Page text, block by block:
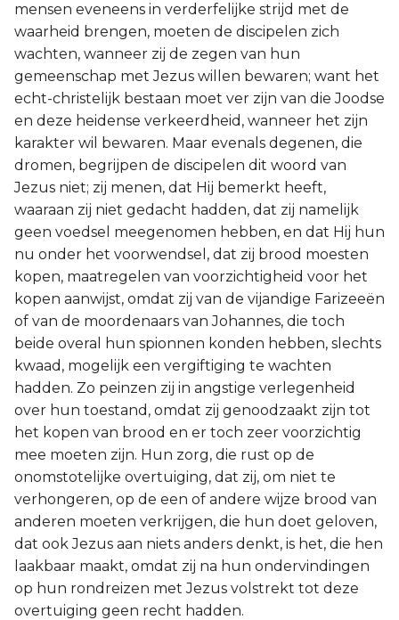
mensen eveneens in verderfelijke strijd met de
waarheid brengen, moeten de discipelen zich
wachten, wanneer zij de zegen van hun
gemeenschap met Jezus willen bewaren; want het
echt-christelijk bestaan moet ver zijn van die Joodse
en deze heidense verkeerdheid, wanneer het zijn
karakter wil bewaren. Maar evenals degenen, die
dromen, begrijpen de discipelen dit woord van
Jezus niet; zij menen, dat Hij bemerkt heeft,
waaraan zij niet gedacht hadden, dat zij namelijk
geen voedsel meegenomen hebben, en dat Hij hun
nu onder het voorwendsel, dat zij brood moesten
kopen, maatregelen van voorzichtigheid voor het
kopen aanwijst, omdat zij van de vijandige Farizeeën
of van de moordenaars van Johannes, die toch
beide overal hun spionnen konden hebben, slechts
kwaad, mogelijk een vergiftiging te wachten
hadden. Zo peinzen zij in angstige verlegenheid
over hun toestand, omdat zij genoodzaakt zijn tot
het kopen van brood en er toch zeer voorzichtig
mee moeten zijn. Hun zorg, die rust op de
onomstotelijke overtuiging, dat zij, om niet te
verhongeren, op de een of andere wijze brood van
anderen moeten verkrijgen, die hun doet geloven,
dat ook Jezus aan niets anders denkt, is het, die hen
laakbaar maakt, omdat zij na hun ondervindingen
op hun rondreizen met Jezus volstrekt tot deze
overtuiging geen recht hadden.